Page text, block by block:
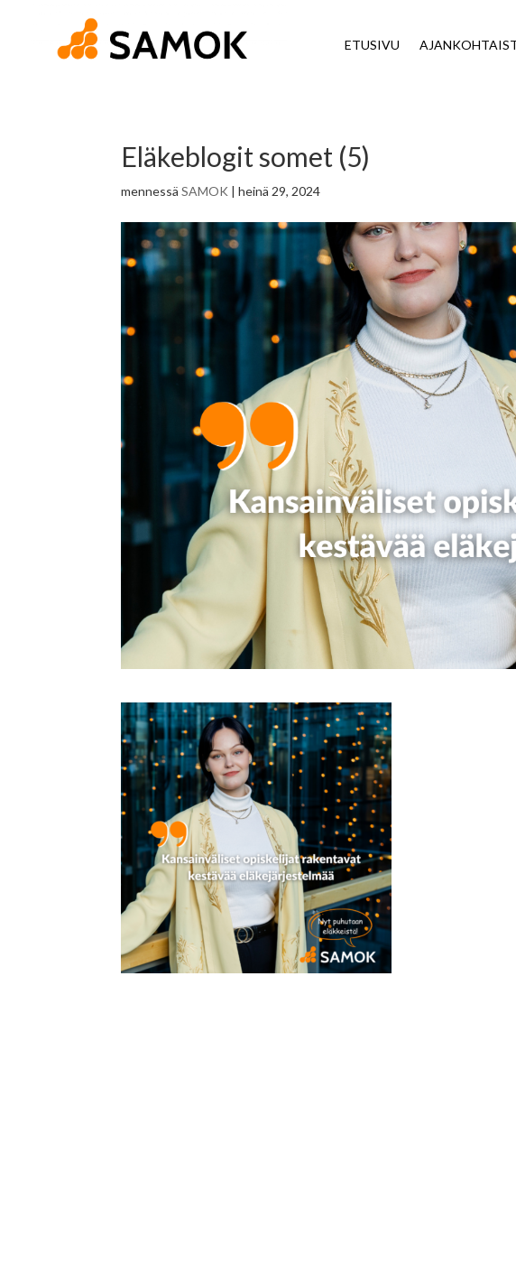
ETUSIVU
Eläkeblogit somet (5)
mennessäSAMOK |heinä 29, 2024